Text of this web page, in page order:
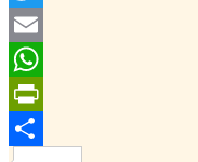
Twitter
Email
WhatsApp
PrintFriendly